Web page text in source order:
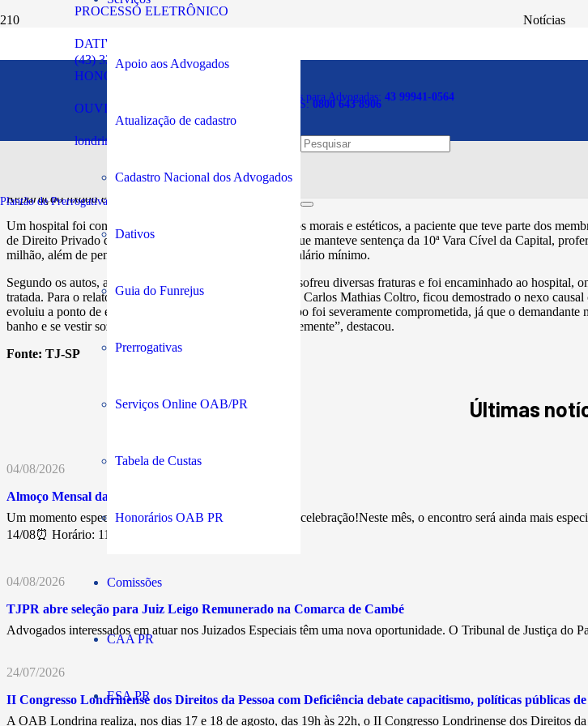
PROCESSO ELETRÔNICO
DATIVOS
HONORÁRIOS
OUVIDORIA
(43) 3294-5900
londrina@oabpr.org.br
Plantão de Prerrogativas para Advogadas: 43 99941-0564
SOS PRERROGATIVAS: 0800 643 8906
Apoio aos Advogados
Atualização de cadastro
Cadastro Nacional dos Advogados
Dativos
Guia do Funrejus
Prerrogativas
Serviços Online OAB/PR
Tabela de Custas
Honorários OAB PR
Comissões
CAA PR
ESA PR
Plantão de Prerrogativas da Subseção:
Notícias
Hospital deve indenizar paciente por
Publicado em:09/04/2023
Reparação fixada em R$ 1,5 milhão e pensão vitalícia.
Um hospital foi condenado a pagar indenização, por danos morais e estéticos, a paciente que teve parte dos
de Direito Privado do Tribunal de Justiça de São Paulo, que manteve sentença da 10ª Vara Cível da Capital,
milhão, além de pensão mensal vitalícia no valor de um salário mínimo.
Segundo os autos, após acidente automobilístico, o autor sofreu diversas fraturas e foi encaminhado ao hospital,
tratada. Para o relator do recurso, desembargador Antonio Carlos Mathias Coltro, ficou demostrado o nexo
evoluiu a ponto de exigir a amputação. “A função do corpo foi severamente comprometida, já que o
banho e se vestir sozinho, ficar em pé e se locomover livremente”, destacou.
Fonte: TJ-SP
Últimas
04/08/2026
Almoço Mensal da Advocacia
Um momento especial de confraternização, networking e celebração!Neste mês, o encontro será ainda mais
14/08⏰ Horário: 11h30💰…
04/08/2026
TJPR abre seleção para Juiz Leigo Remunerado na Comarca de Cambé
Advogados interessados em atuar nos Juizados Especiais têm uma nova oportunidade. O Tribunal de Justiça
24/07/2026
II Congresso Londrinense dos Direitos da Pessoa com Deficiência debate capacitismo, políticas públicas
A OAB Londrina realiza, nos dias 17 e 18 de agosto, das 19h às 22h, o II Congresso Londrinense dos Direitos